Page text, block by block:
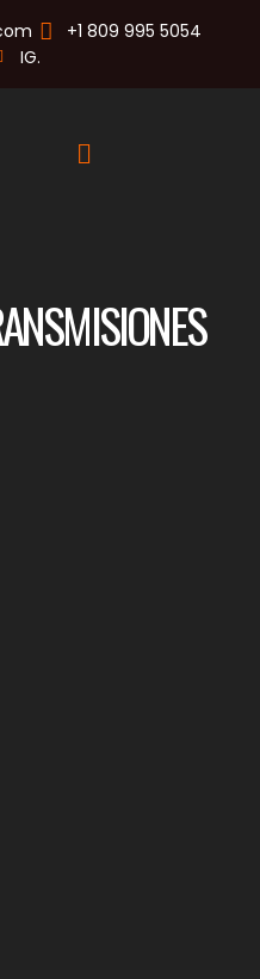
+1 809 995 5054
IG.